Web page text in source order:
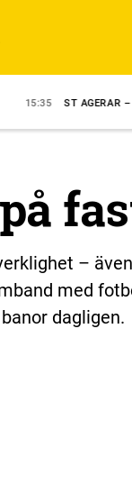
– FRÅGORNA
–
med
dagligen.